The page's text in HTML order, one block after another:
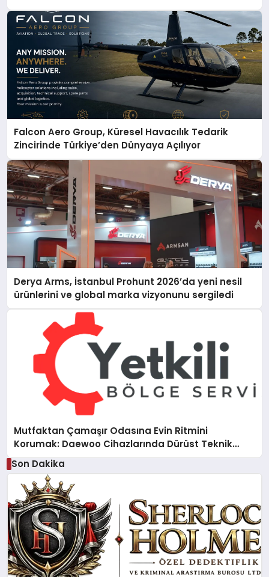
Falcon Aero Group, Küresel Havacılık Tedarik
Zincirinde Türkiye’den Dünyaya Açılıyor
Derya Arms, İstanbul Prohunt 2026’da yeni nesil
ürünlerini ve global marka vizyonunu sergiledi
Mutfaktan Çamaşır Odasına Evin Ritmini
Korumak: Daewoo Cihazlarında Dürüst Teknik
Destek Deneyimi
Son Dakika